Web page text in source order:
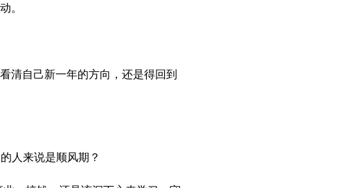
。
清自己新一年的方向，还是得回到
人来说是顺风期？